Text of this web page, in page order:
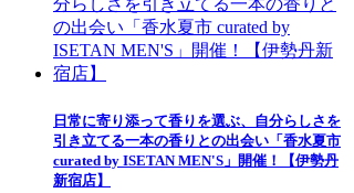
日常に寄り添って香りを選ぶ、自分らしさを
引き立てる一本の香りとの出会い「香水夏市
curated by ISETAN MEN'S」開催！【伊勢丹
新宿店】